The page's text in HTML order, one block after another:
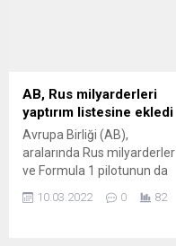
Cumhurbaşkanı Zeman,
Lany Sarayı’nda düzenlenen
yemin törenini kapalı cam
bölmeden takip...
AB, Rus milyarderleri
yaptırım listesine ekledi
Avrupa Birliği (AB),
aralarında Rus milyarderler
ve Formula 1 pilotunun da
Federal Konseyi’nin 146
10.03.2022 0 82